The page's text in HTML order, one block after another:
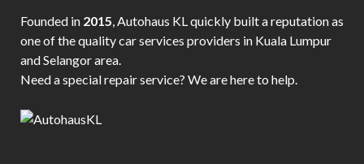
Founded in 2015, Autohaus KL quickly built a reputation as
one of the quality car services providers in Kuala Lumpur
and Selangor area.
Need a special repair service? We are here to help.